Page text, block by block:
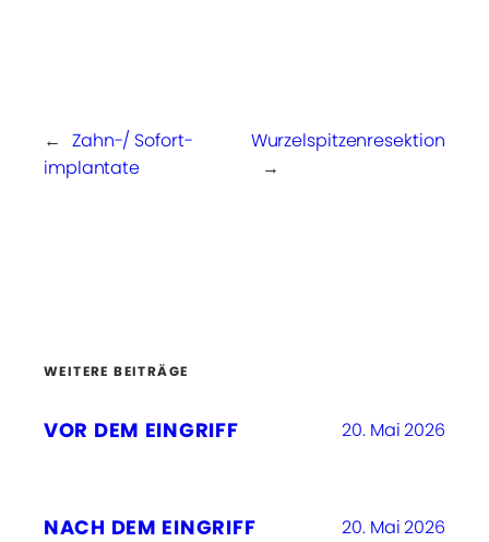
← Zahn-/ Sofort­
implantate
Wurzelspitzen­resektion
→
WEITERE BEITRÄGE
VOR DEM EINGRIFF 20. Mai 2026
NACH DEM EINGRIFF 20. Mai 2026